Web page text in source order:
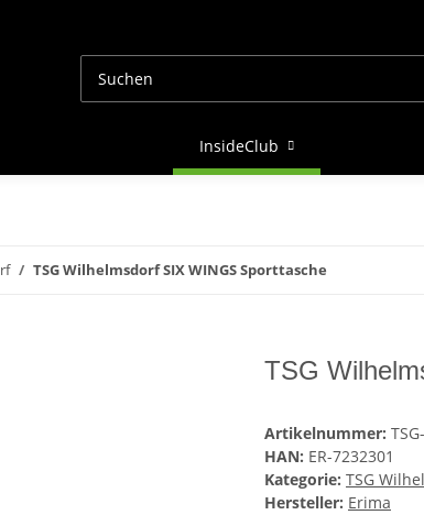
InsideClub
TSG Wilhelmsdorf SIX WINGS Sporttasche
TSG
Artikelnummer:
HAN: ER-7232301
Kategorie: TSG
Hersteller: Erima